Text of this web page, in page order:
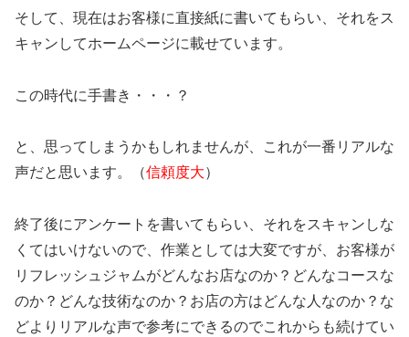
そして、現在はお客様に直接紙に書いてもらい、それをス
キャンしてホームページに載せています。
この時代に手書き・・・？
と、思ってしまうかもしれませんが、これが一番リアルな
声だと思います。（信頼度大）
終了後にアンケートを書いてもらい、それをスキャンしな
くてはいけないので、作業としては大変ですが、お客様が
リフレッシュジャムがどんなお店なのか？どんなコースな
のか？どんな技術なのか？お店の方はどんな人なのか？な
どよりリアルな声で参考にできるのでこれからも続けてい